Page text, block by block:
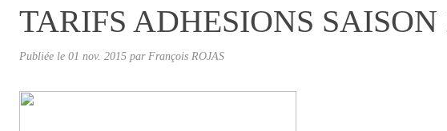
TARIFS ADHESIONS SAISON
Publiée le 01 nov. 2015 par François ROJAS